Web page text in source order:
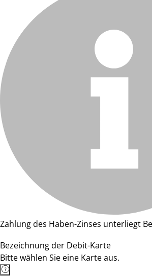
Zahlung des Haben-Zinses unterliegt
Bezeichnung der Debit-Karte
Bitte wählen Sie eine Karte aus.